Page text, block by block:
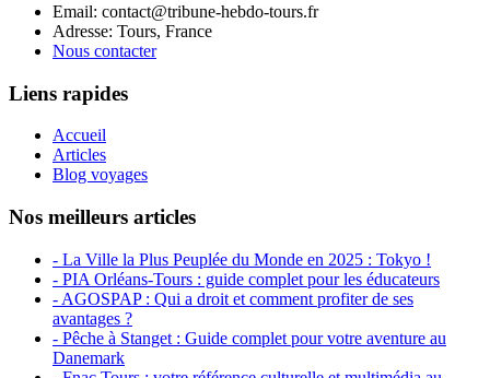
Email: contact@tribune-hebdo-tours.fr
Adresse: Tours, France
Nous contacter
Liens rapides
Accueil
Articles
Blog voyages
Nos meilleurs articles
- La Ville la Plus Peuplée du Monde en 2025 : Tokyo !
- PIA Orléans-Tours : guide complet pour les éducateurs
- AGOSPAP : Qui a droit et comment profiter de ses
avantages ?
- Pêche à Stanget : Guide complet pour votre aventure au
Danemark